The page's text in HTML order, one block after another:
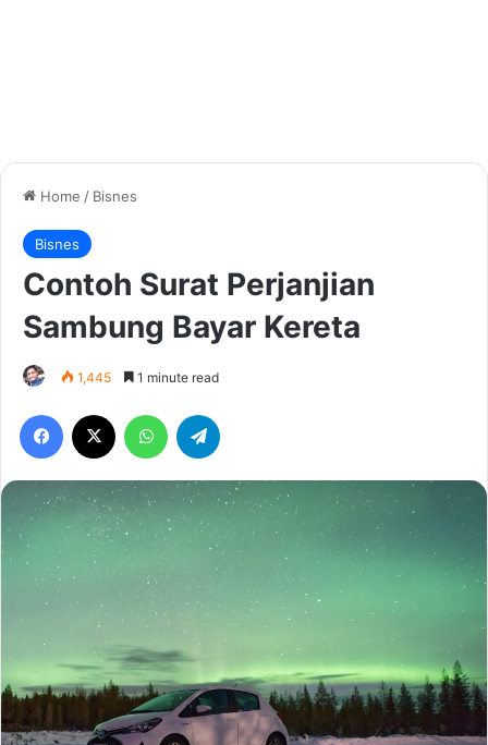
Home / Bisnes
Bisnes
Contoh Surat Perjanjian
Sambung Bayar Kereta
1,445 1 minute read
Facebook WhatsApp